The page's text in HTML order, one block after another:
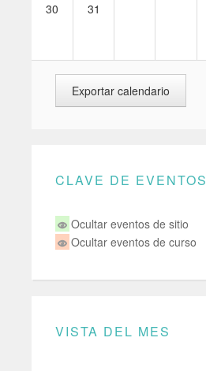
30 31
CLAVE DE EVENTOS
Ocultar eventos de sitio
Ocultar eventos de curso
VISTA DEL MES